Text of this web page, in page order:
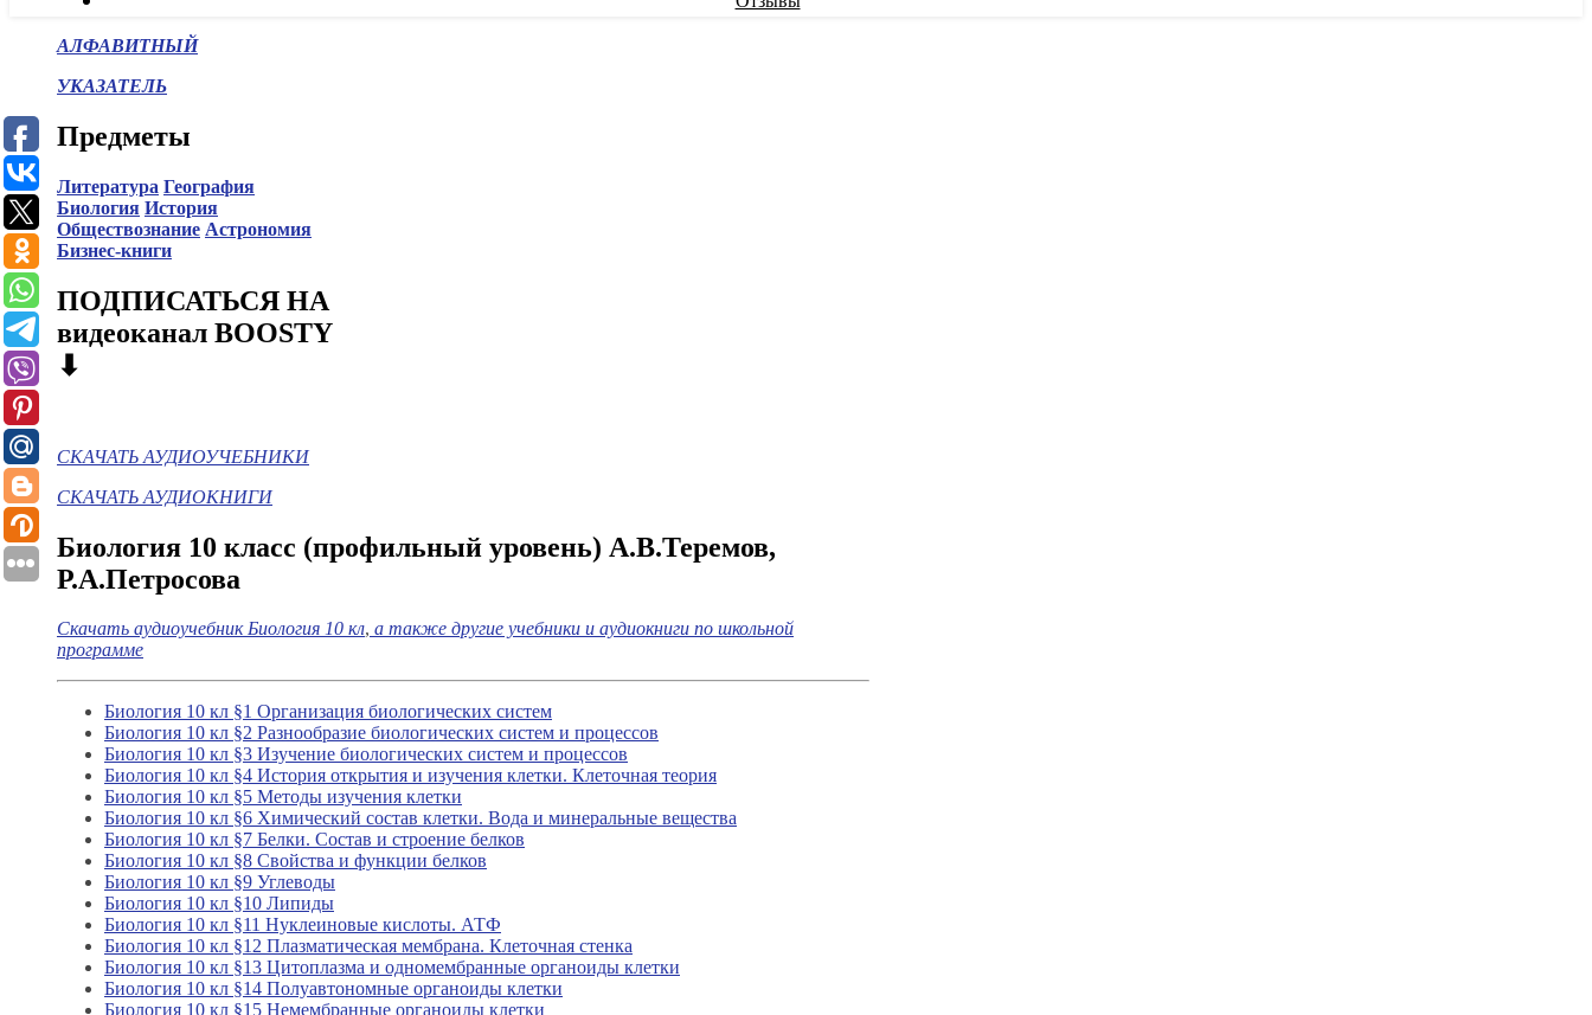
АЛФАВИТНЫЙ
УКАЗАТЕЛЬ
Предметы
Литература География
Биология История
Обществознание Астрономия
Бизнес-книги
ПОДПИСАТЬСЯ НА
видеоканал BOOSTY
⬇
СКАЧАТЬ АУДИОУЧЕБНИКИ
СКАЧАТЬ АУДИОКНИГИ
Биология 10 класс (профильный уровень) А.В.Теремов,
Р.А.Петросова
Скачать аудиоучебник Биология 10 кл, а также другие учебники и аудиокниги по школьной
программе
Биология 10 кл §1 Организация биологических систем
Биология 10 кл §2 Разнообразие биологических систем и процессов
Биология 10 кл §3 Изучение биологических систем и процессов
Биология 10 кл §4 История открытия и изучения клетки. Клеточная теория
Биология 10 кл §5 Методы изучения клетки
Биология 10 кл §6 Химический состав клетки. Вода и минеральные вещества
Биология 10 кл §7 Белки. Состав и строение белков
Биология 10 кл §8 Свойства и функции белков
Биология 10 кл §9 Углеводы
Биология 10 кл §10 Липиды
Биология 10 кл §11 Нуклеиновые кислоты. АТФ
Биология 10 кл §12 Плазматическая мембрана. Клеточная стенка
Биология 10 кл §13 Цитоплазма и одномембранные органоиды клетки
Биология 10 кл §14 Полуавтономные органоиды клетки
Биология 10 кл §15 Немембранные органоиды клетки